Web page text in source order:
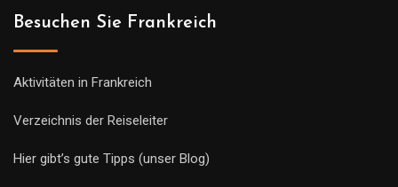
Besuchen Sie Frankreich
Aktivitäten in Frankreich
Verzeichnis der Reiseleiter
Hier gibt’s gute Tipps (unser Blog)